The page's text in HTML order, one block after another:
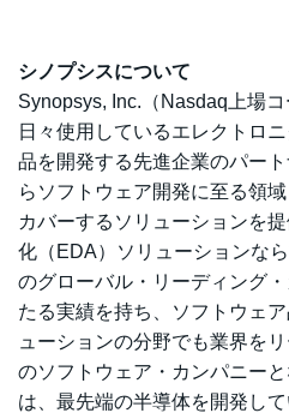
シノプシスについて
Synopsys, Inc.（Nasdaq上場
日々使用しているエレクトロ
品を開発する先進企業のパー
らソフトウェア開発に至る領
カバーするソリューションを
化（EDA）ソリューションな
のグローバル・リーディング
たる実績を持ち、ソフトウェ
ューションの分野でも業界を
のソフトウェア・カンパニー
は、最先端の半導体を開発し